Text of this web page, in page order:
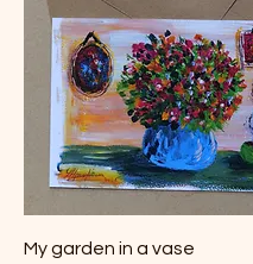
My garden in a vase